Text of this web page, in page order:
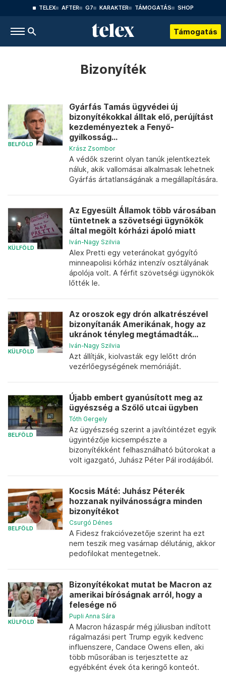
TELEX AFTER G7 KARAKTER TÁMOGATÁS SHOP
Támogatás
Bizonyíték
BELFÖLD
Gyárfás Tamás ügyvédei új
bizonyítékokkal álltak elő, perújítást
kezdeményeztek a Fenyő-
gyilkosság...
Krász Zsombor
A védők szerint olyan tanúk jelentkeztek
náluk, akik vallomásai alkalmasak lehetnek
Gyárfás ártatlanságának a megállapítására.
KÜLFÖLD
Az Egyesült Államok több városában
tüntetnek a szövetségi ügynökök
által megölt kórházi ápoló miatt
Iván-Nagy Szilvia
Alex Pretti egy veteránokat gyógyító
minneapolisi kórház intenzív osztályának
ápolója volt. A férfit szövetségi ügynökök
lőtték le.
KÜLFÖLD
Az oroszok egy drón alkatrészével
bizonyítanák Amerikának, hogy az
ukránok tényleg megtámadták...
Iván-Nagy Szilvia
Azt állítják, kiolvasták egy lelőtt drón
vezérlőegységének memóriáját.
BELFÖLD
Újabb embert gyanúsított meg az
ügyészség a Szőlő utcai ügyben
Tóth Gergely
Az ügyészség szerint a javítóintézet egyik
ügyintézője kicsempészte a
bizonyítékként felhasználható bútorokat a
volt igazgató, Juhász Péter Pál irodájából.
BELFÖLD
Kocsis Máté: Juhász Péterék
hozzanak nyilvánosságra minden
bizonyítékot
Csurgó Dénes
A Fidesz frakcióvezetője szerint ha ezt
nem teszik meg vasárnap délutánig, akkor
pedofilokat mentegetnek.
KÜLFÖLD
Bizonyítékokat mutat be Macron az
amerikai bíróságnak arról, hogy a
felesége nő
Pupli Anna Sára
A Macron házaspár még júliusban indított
rágalmazási pert Trump egyik kedvenc
influenszere, Candace Owens ellen, aki
több műsorában is terjesztette az
egyébként évek óta keringő konteót.